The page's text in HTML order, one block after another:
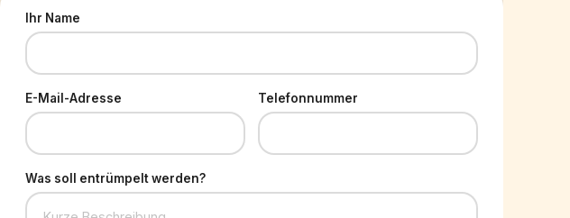
Ihr Name
E-Mail-Adresse Telefonnummer
Was soll entrümpelt werden?